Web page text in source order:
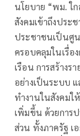
นโยบาย “พม. ใ
สังคมเข้าถึงประ
ประชาชนเป็นศูน
ครอบคลุมในเรื่อ
เรือน การสร้างร
อย่างเป็นระบบ
ทำงานในสังคม
เพิ่มขึ้น ด้วยการ
ส่วน ทั้งภาครัฐ เ